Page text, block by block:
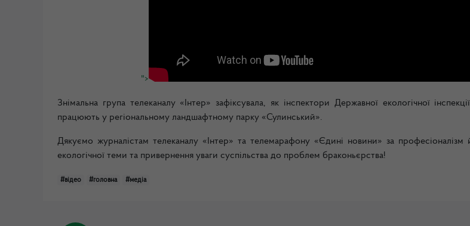
">
Знімальна група телеканалу «Інтер» зафіксувала, як інспектори Державної екологічної
працюють у регіональному ландшафтному парку «Сулинський».
Дякуємо журналістам телеканалу «Інтер» та телемарафону «Єдині новини» за професіоналізм
екологічної теми та привернення уваги суспільства до проблем браконьєрства!
#відео #головна #медіа